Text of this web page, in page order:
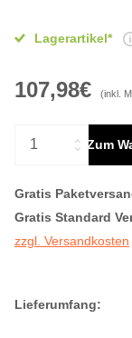
Lagerartikel*
107,98€ (inkl.
Zum
Gratis
Gratis Standard
zzgl. Versandkosten
Lieferumfang: